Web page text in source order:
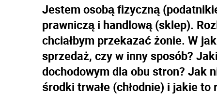
Jestem osobą fizyczną
prawniczą i handlową (sklep).
chciałbym przekazać żonie. W
sprzedaż, czy w inny sposób?
dochodowym dla obu stron? Jak
środki trwałe (chłodnie) i jakie